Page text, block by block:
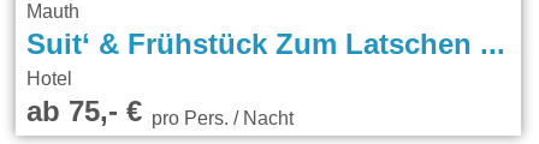
Mauth
Suit‘ & Frühstück Zum Latschen (Nur Erwachsene/Adults Only, Netflix)
Hotel
ab 75,- €pro Pers. / Nacht